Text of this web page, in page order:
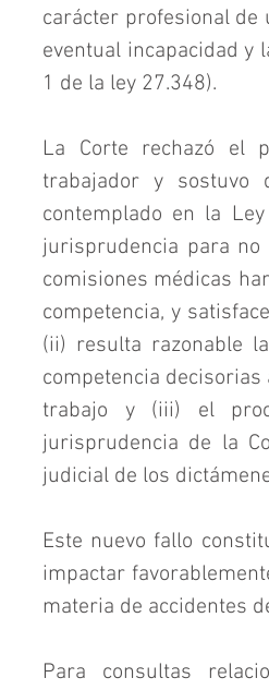
carácter profesional de
eventual incapacidad y
1 de la ley 27.348).
La Corte rechazó el
trabajador y sostuvo
contemplado en la
jurisprudencia para
comisiones médicas
competencia, y
(ii) resulta razonable
competencia
trabajo y (iii) el
jurisprudencia de la
judicial de los
Este nuevo fallo
impactar
materia de accidentes
Para consultas